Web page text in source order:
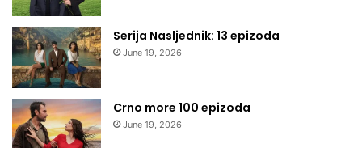
Serija Nasljednik: 13 epizoda
June 19, 2026
Crno more 100 epizoda
June 19, 2026